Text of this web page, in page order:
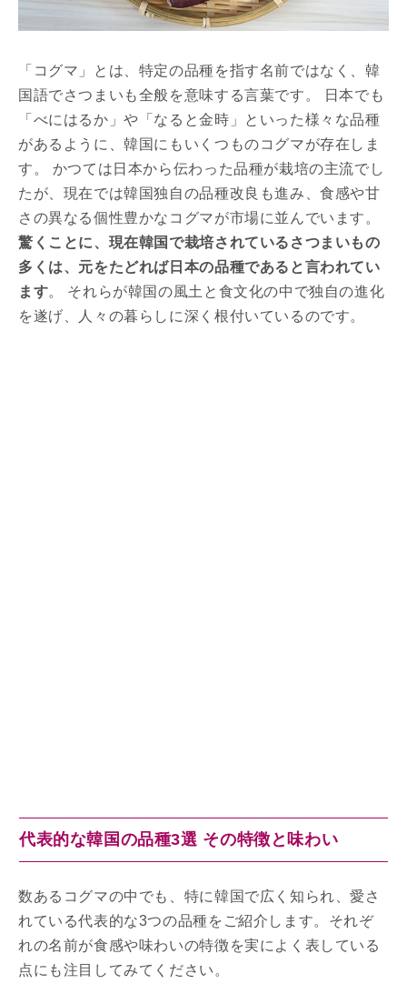
「コグマ」とは、特定の品種を指す名前ではなく、韓
国語でさつまいも全般を意味する言葉です。 日本でも
「べにはるか」や「なると金時」といった様々な品種
があるように、韓国にもいくつものコグマが存在しま
す。 かつては日本から伝わった品種が栽培の主流でし
たが、現在では韓国独自の品種改良も進み、食感や甘
さの異なる個性豊かなコグマが市場に並んでいます。
驚くことに、現在韓国で栽培されているさつまいもの
多くは、元をたどれば日本の品種であると言われてい
ます。 それらが韓国の風土と食文化の中で独自の進化
を遂げ、人々の暮らしに深く根付いているのです。
代表的な韓国の品種3選 その特徴と味わい
数あるコグマの中でも、特に韓国で広く知られ、愛さ
れている代表的な3つの品種をご紹介します。それぞ
れの名前が食感や味わいの特徴を実によく表している
点にも注目してみてください。